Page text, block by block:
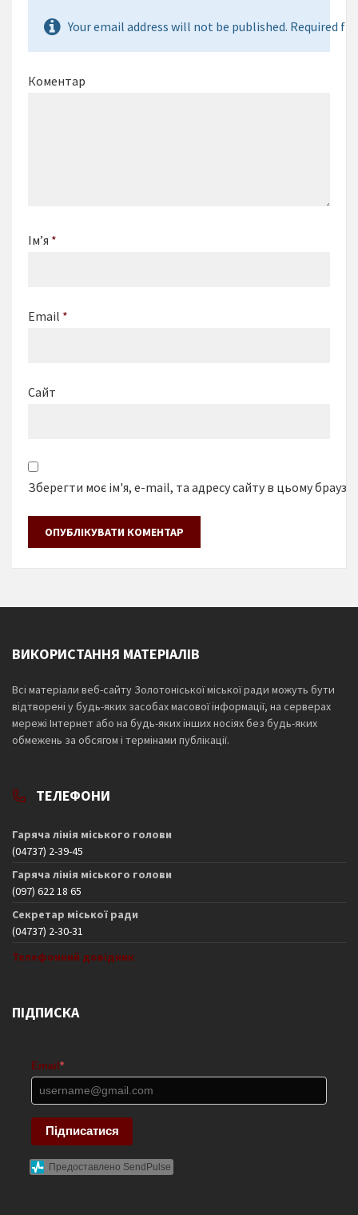
Your email address will not be published. Required
Коментар
Ім’я *
Email *
Сайт
Зберегти моє ім'я, e-mail, та адресу сайту в цьому
ВИКОРИСТАННЯ МАТЕРІАЛІВ
Всі матеріали веб-сайту Золотоніської міської ради можуть бути
відтворені у будь-яких засобах масової інформації, на серверах
мережі Інтернет або на будь-яких інших носіях без будь-яких
обмежень за обсягом і термінами публікації.
ТЕЛЕФОНИ
Гаряча лінія міського голови
(04737) 2-39-45
Гаряча лінія міського голови
(097) 622 18 65
Секретар міської ради
(04737) 2-30-31
Телефонний довідник
ПІДПИСКА
Email*
Підписатися
Предоставлено SendPulse